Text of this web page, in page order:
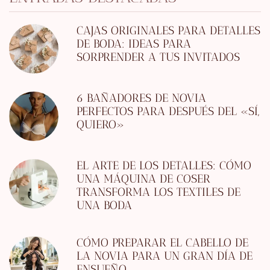
CAJAS ORIGINALES PARA DETALLES
DE BODA: IDEAS PARA
SORPRENDER A TUS INVITADOS
6 BAÑADORES DE NOVIA
PERFECTOS PARA DESPUÉS DEL «SÍ,
QUIERO»
EL ARTE DE LOS DETALLES: CÓMO
UNA MÁQUINA DE COSER
TRANSFORMA LOS TEXTILES DE
UNA BODA
CÓMO PREPARAR EL CABELLO DE
LA NOVIA PARA UN GRAN DÍA DE